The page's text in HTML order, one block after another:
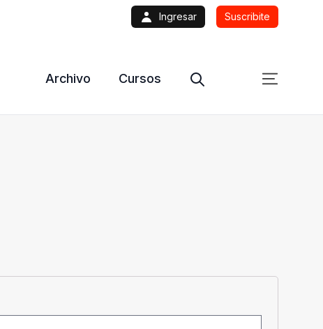
Ingresar Suscribite
Archivo Cursos